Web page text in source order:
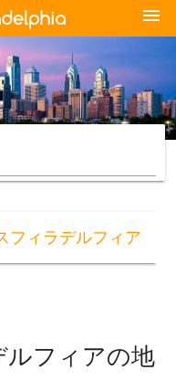
menu
フィラデルフィア
ルフィアの地